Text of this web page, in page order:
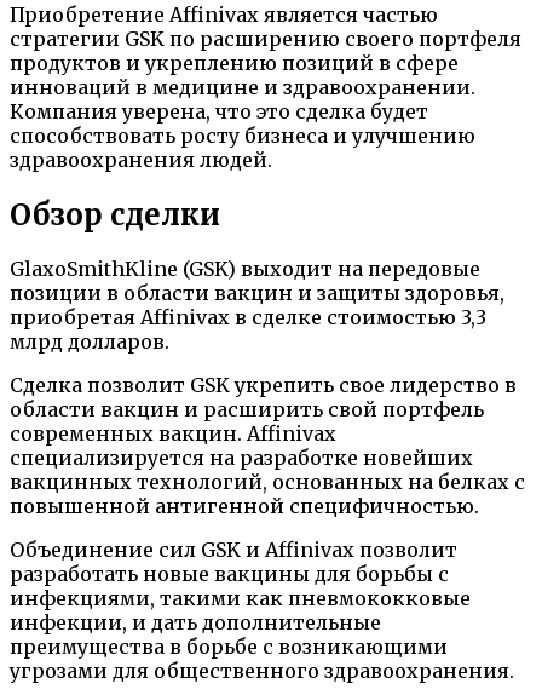
Приобретение Affinivax является частью
стратегии GSK по расширению своего портфеля
продуктов и укреплению позиций в сфере
инноваций в медицине и здравоохранении.
Компания уверена, что это сделка будет
способствовать росту бизнеса и улучшению
здравоохранения людей.
Обзор сделки
GlaxoSmithKline (GSK) выходит на передовые
позиции в области вакцин и защиты здоровья,
приобретая Affinivax в сделке стоимостью 3,3
млрд долларов.
Сделка позволит GSK укрепить свое лидерство в
области вакцин и расширить свой портфель
современных вакцин. Affinivax
специализируется на разработке новейших
вакцинных технологий, основанных на белках с
повышенной антигенной специфичностью.
Объединение сил GSK и Affinivax позволит
разработать новые вакцины для борьбы с
инфекциями, такими как пневмококковые
инфекции, и дать дополнительные
преимущества в борьбе с возникающими
угрозами для общественного здравоохранения.